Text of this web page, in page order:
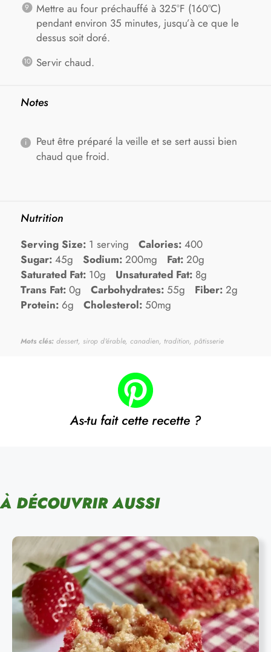
Mettre au four préchauffé à 325°F (160°C)
pendant environ 35 minutes, jusqu’à ce que le
dessus soit doré.
Servir chaud.
Notes
Peut être préparé la veille et se sert aussi bien
chaud que froid.
Nutrition
Serving Size: 1 serving Calories: 400
Sugar: 45g Sodium: 200mg Fat: 20g
Saturated Fat: 10g Unsaturated Fat: 8g
Trans Fat: 0g Carbohydrates: 55g Fiber: 2g
Protein: 6g Cholesterol: 50mg
Mots clés: dessert, sirop d'érable, canadien, tradition, pâtisserie
As-tu fait cette recette ?
À DÉCOUVRIR AUSSI